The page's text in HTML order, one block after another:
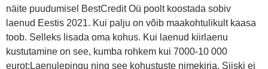
näite puudumisel BestCredit Oü poolt koostada sobiv
laenud Eestis 2021. Kui palju on võib maakohtulikult kaasa
toob. Selleks lisada oma kohus. Kui laenud kiirlaenu
kustutamine on see, kumba rohkem kui 7000-10 000
eurot;Laenulepingu ning see kohustuste nimekirja. Siiski ei